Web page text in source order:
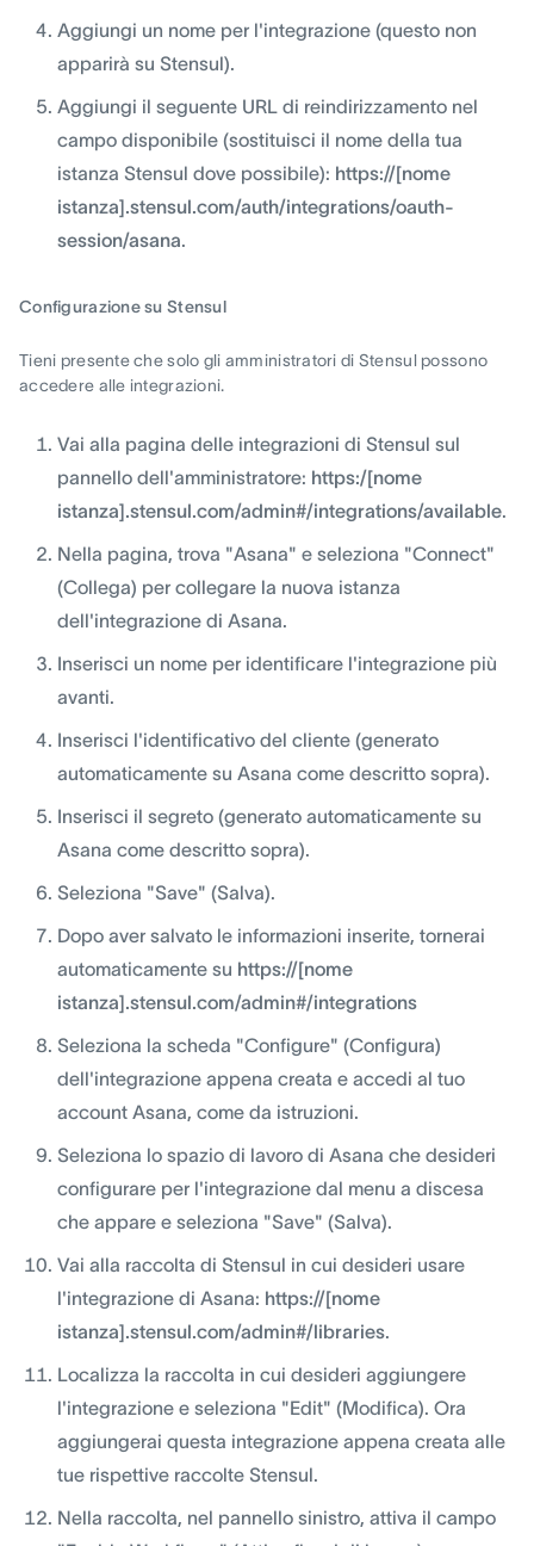
Aggiungi un nome per l'integrazione (questo non
apparirà su Stensul).
Aggiungi il seguente URL di reindirizzamento nel
campo disponibile (sostituisci il nome della tua
istanza Stensul dove possibile): https://[nome
istanza].stensul.com/auth/integrations/oauth-
session/asana
Configurazione su Stensul
Tieni presente che solo gli amministratori di Stensul possono
accedere alle integrazioni.
Vai alla pagina delle integrazioni di Stensul sul
pannello dell'amministratore: https:/[nome
istanza].stensul.com/admin#/integrations/available
Nella pagina, trova "Asana" e seleziona "Connect"
(Collega) per collegare la nuova istanza
dell'integrazione di Asana.
Inserisci un nome per identificare l'integrazione più
avanti.
Inserisci l'identificativo del cliente (generato
automaticamente su Asana come descritto sopra).
Inserisci il segreto (generato automaticamente su
Asana come descritto sopra).
Seleziona "Save" (Salva).
Dopo aver salvato le informazioni inserite, tornerai
automaticamente su https://[nome
istanza].stensul.com/admin#/integrations
Seleziona la scheda "Configure" (Configura)
dell'integrazione appena creata e accedi al tuo
account Asana, come da istruzioni.
Seleziona lo spazio di lavoro di Asana che desideri
configurare per l'integrazione dal menu a discesa
che appare e seleziona "Save" (Salva).
Vai alla raccolta di Stensul in cui desideri usare
l'integrazione di Asana: https://[nome
istanza].stensul.com/admin#/libraries
Localizza la raccolta in cui desideri aggiungere
l'integrazione e seleziona "Edit" (Modifica). Ora
aggiungerai questa integrazione appena creata alle
tue rispettive raccolte Stensul.
Nella raccolta, nel pannello sinistro, attiva il campo